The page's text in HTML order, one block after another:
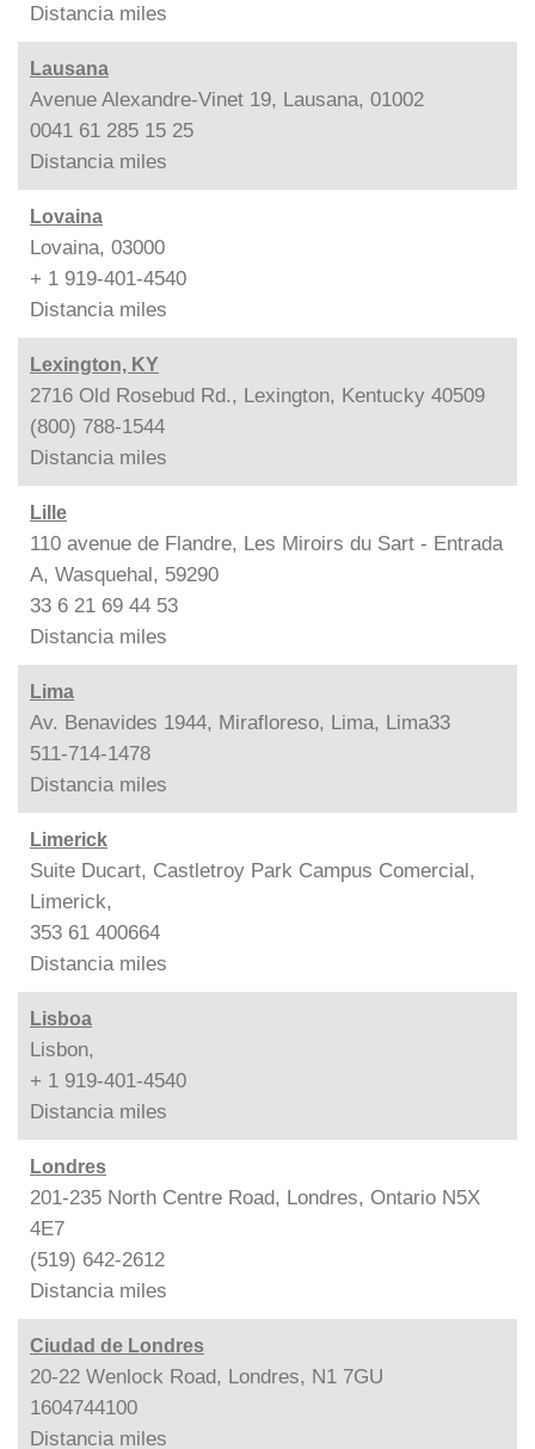
Distancia miles
Lausana
Avenue Alexandre-Vinet 19, Lausana, 01002
0041 61 285 15 25
Distancia miles
Lovaina
Lovaina, 03000
+ 1 919-401-4540
Distancia miles
Lexington, KY
2716 Old Rosebud Rd., Lexington, Kentucky 40509
(800) 788-1544
Distancia miles
Lille
110 avenue de Flandre, Les Miroirs du Sart - Entrada
A, Wasquehal, 59290
33 6 21 69 44 53
Distancia miles
Lima
Av. Benavides 1944, Mirafloreso, Lima, Lima33
511-714-1478
Distancia miles
Limerick
Suite Ducart, Castletroy Park Campus Comercial,
Limerick,
353 61 400664
Distancia miles
Lisboa
Lisbon,
+ 1 919-401-4540
Distancia miles
Londres
201-235 North Centre Road, Londres, Ontario N5X
4E7
(519) 642-2612
Distancia miles
Ciudad de Londres
20-22 Wenlock Road, Londres, N1 7GU
1604744100
Distancia miles